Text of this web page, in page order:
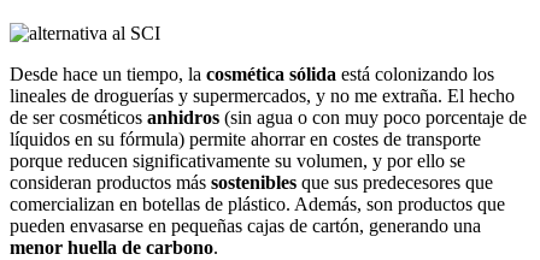
Desde hace un tiempo, la cosmética sólida está colonizando los
lineales de droguerías y supermercados, y no me extraña. El hecho
de ser cosméticos anhidros (sin agua o con muy poco porcentaje de
líquidos en su fórmula) permite ahorrar en costes de transporte
porque reducen significativamente su volumen, y por ello se
consideran productos más sostenibles que sus predecesores que
comercializan en botellas de plástico. Además, son productos que
pueden envasarse en pequeñas cajas de cartón, generando una
menor huella de carbono.